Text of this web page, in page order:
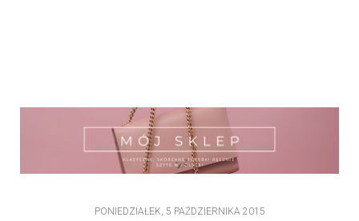
PONIEDZIAŁEK, 5 PAŹDZIERNIKA 2015